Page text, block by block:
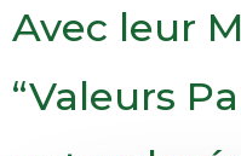
Avec leur
“Valeurs